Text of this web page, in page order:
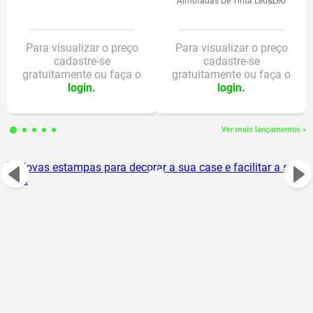
FICHA TÉCNICA:
1 Rolo Adesivo de 1,10m x 10cm
5 Lápis de cor mini
Composição Lápis: Madeira + pigmento + cera;
Composição Adesivo em rolo: Papel + cola removível (PVA + água,
cargas inertes, pigmentos, aditivos)
Medidas do rolinho: 1,10m x 10cm
Para visualizar o preço
cadastre-se
gratuitamente ou faça o
login.
Para visualizar o preço
cadastre-se
gratuitamente ou faça o
login.
Ver mais lançamentos »